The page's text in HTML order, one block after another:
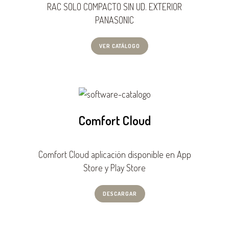
RAC SOLO COMPACTO SIN UD. EXTERIOR
PANASONIC
VER CATÁLOGO
Comfort Cloud
Comfort Cloud aplicación disponible en App
Store y Play Store
DESCARGAR